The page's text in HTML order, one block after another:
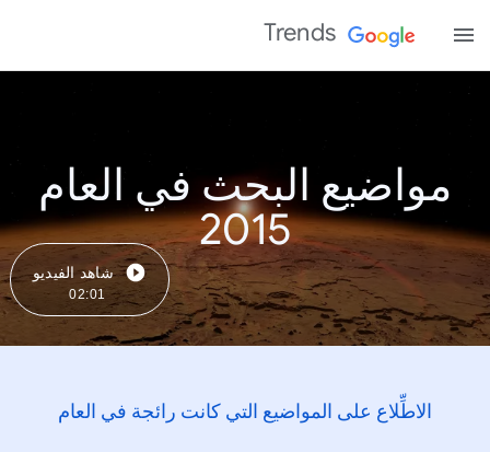
Trends
مواضيع البحث في العام
2015
شاهد الفيديو
02:01
الاطِّلاع على المواضيع التي كانت رائجة في العام